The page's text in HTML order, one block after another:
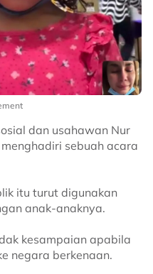
dan usahawan Nur
sebuah acara
itu turut digunakan
anak-anaknya.
kesampaian apabila
negara berkenaan.